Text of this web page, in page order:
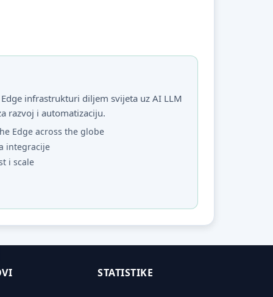
infrastrukturi diljem svijeta uz AI LLM
razvoj i automatizaciju.
Edge across the globe
integracije
i scale
STATISTIKE